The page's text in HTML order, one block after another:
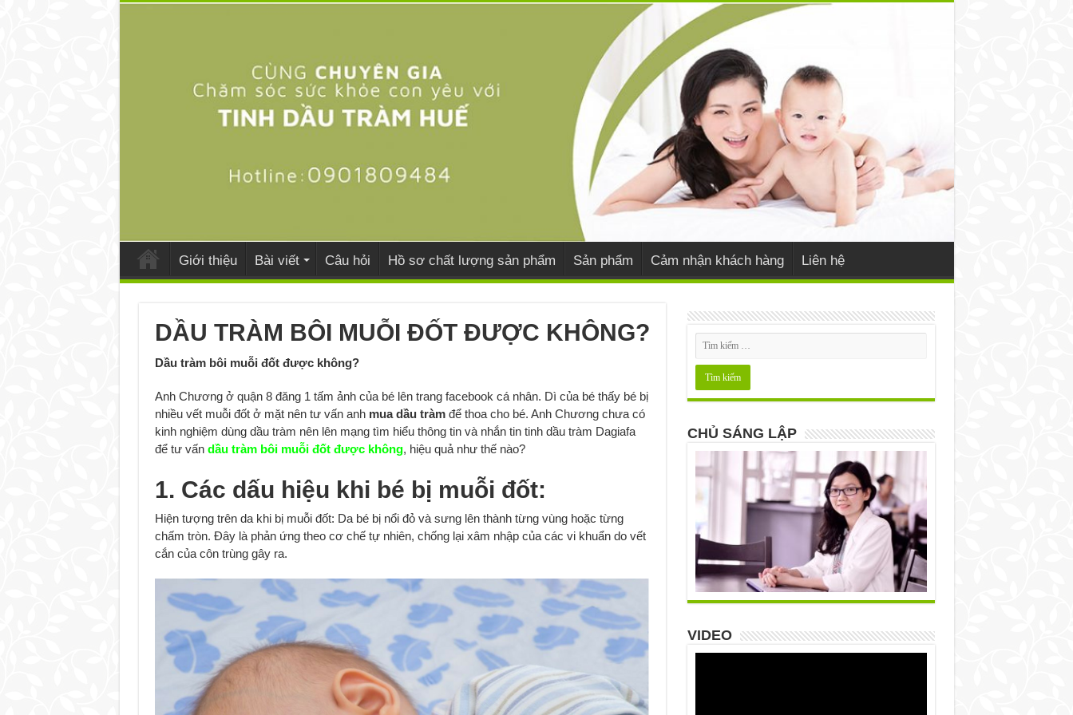
Giới thiệu Bài viết Câu hỏi Hồ sơ chất lượng sản phẩm Sản phẩm Cảm nhận khách hàng Liên hệ
DẦU TRÀM BÔI MUỖI ĐỐT ĐƯỢC KHÔNG?
Dầu tràm bôi muỗi đốt được không?
Anh Chương ở quận 8 đăng 1 tấm ảnh của bé lên trang facebook cá nhân. Dì của bé thấy bé bị
nhiều vết muỗi đốt ở mặt nên tư vấn anh mua dầu tràmđể thoa cho bé. Anh Chương chưa có
kinh nghiệm dùng dầu tràm nên lên mạng tìm hiểu thông tin và nhắn tin tinh dầu tràm Dagiafa
để tư vấn dầu tràm bôi muỗi đốt được không, hiệu quả như thế nào?
1. Các dấu hiệu khi bé bị muỗi đốt:
Hiện tượng trên da khi bị muỗi đốt: Da bé bị nổi đỏ và sưng lên thành từng vùng hoặc từng
chấm tròn. Đây là phản ứng theo cơ chế tự nhiên, chống lại xâm nhập của các vi khuẩn do vết
cắn của côn trùng gây ra.
CHỦ SÁNG LẬP
VIDEO